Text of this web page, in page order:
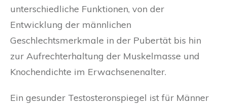
unterschiedliche Funktionen, von der
Entwicklung der männlichen
Geschlechtsmerkmale in der Pubertät bis hin
zur Aufrechterhaltung der Muskelmasse und
Knochendichte im Erwachsenenalter.
Ein gesunder Testosteronspiegel ist für Männer